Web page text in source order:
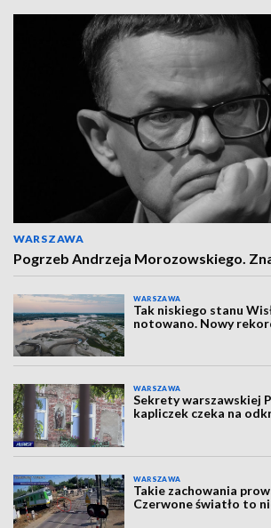
WARSZAWA
Pogrzeb Andrzeja Morozowskiego.
WARSZAWA
Tak niskiego stanu
notowano. Nowy
WARSZAWA
Sekrety warszawskiej
kapliczek czeka na
WARSZAWA
Takie zachowania
Czerwone światło to